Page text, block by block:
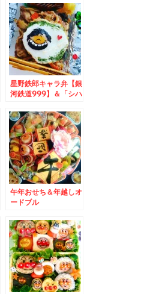
当＆札幌市中央区狸小
路「狸comichi」さ
んの「彩の匠
irodori」さんの「ウ
ニいくら丼」これで１
５００円( ﾟДﾟ)
星野鉄郎キャラ弁【銀
河鉄道999】＆「シハ
替わり三色丼」♪
午年おせち＆年越しオ
ードブル